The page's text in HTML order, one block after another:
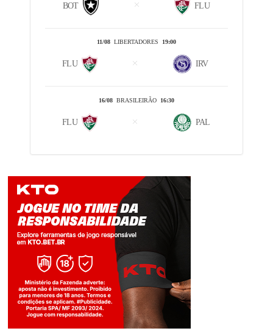
BOT FLU
11/08LIBERTADORES 19:00
FLU IRV
16/08BRASILEIRÃO 16:30
FLU PAL